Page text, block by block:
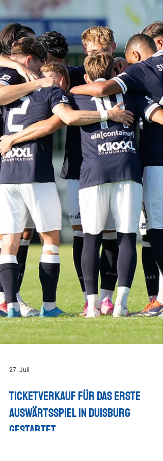
Dienstag Tickets für Duell gegen
HSC Hannover sichern
Foto: Picturepower Der freie Ticketverkauf für
das Viertelfinale im Krombacher-
Niedersachsenpokal des SV Meppen gegen
HSC Hannover startet am Dienstag, 28. Juli,
9 Uhr. Die Partie wird am Samstag, 22. August
2026, um 14 Uhr in der Hänsch-Arena
ausgetragen. Die Eintrittskarten können wie
gewohnt in der Geschäftsstelle sowie an allen
bekannten Vorverkaufsstellen erworben
werden. Tickets sind ab Verkaufsstart auch
bequem über den Online-Ticketshop des SV
Meppen erhältlich